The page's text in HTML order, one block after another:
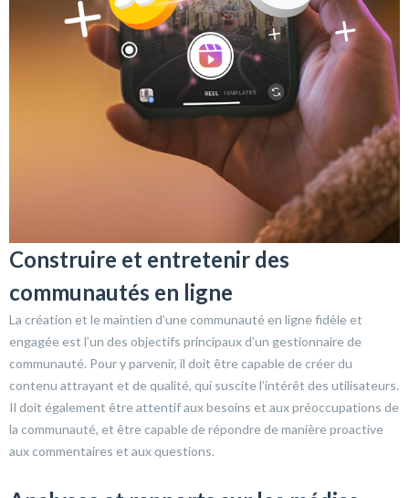
Construire et entretenir des
communautés en ligne
La création et le maintien d’une communauté en ligne fidèle et
engagée est l’un des objectifs principaux d’un gestionnaire de
communauté. Pour y parvenir, il doit être capable de créer du
contenu attrayant et de qualité, qui suscite l’intérêt des utilisateurs.
Il doit également être attentif aux besoins et aux préoccupations de
la communauté, et être capable de répondre de manière proactive
aux commentaires et aux questions.